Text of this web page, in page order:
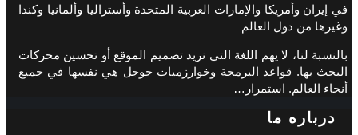
في إيران وأمريكا والإمارات العربية المتحدة وأستراليا وألمانيا وكندا
وغيرها من دول العالم
بالنسبة لنا، لا يهم اللغة التي نريد تصميم الموقع أو تحسين محركات
البحث بها. قواعد البرمجة وخوارزميات جوجل هي نفسها في جميع
أنحاء العالم. استمرار…
درباره ما